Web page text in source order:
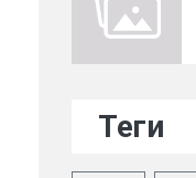
Теги